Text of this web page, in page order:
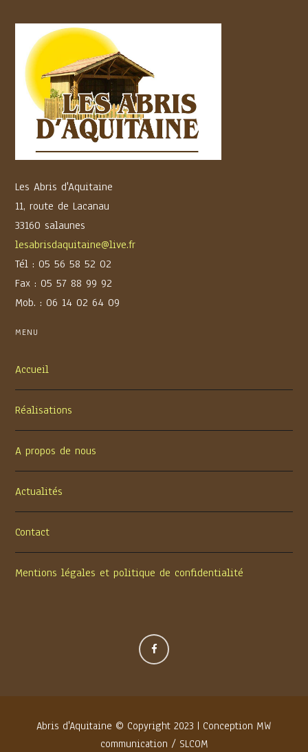
Les Abris d'Aquitaine
11, route de Lacanau
33160 salaunes
lesabrisdaquitaine@live.fr
Tél : 05 56 58 52 02
Fax : 05 57 88 99 92
Mob. : 06 14 02 64 09
MENU
Accueil
Réalisations
A propos de nous
Actualités
Contact
Mentions légales et politique de confidentialité
Abris d'Aquitaine © Copyright 2023 | Conception MW
communication / SLCOM